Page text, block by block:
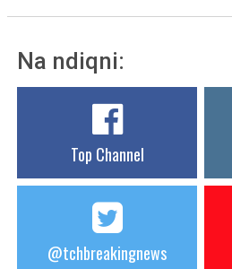
Na ndiqni:
Top Channel
@tchbreakingnews